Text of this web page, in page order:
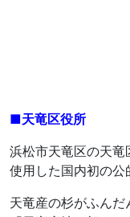
■天竜区役所
浜松市天竜区の天竜
使用した国内初の公
天竜産の杉がふん